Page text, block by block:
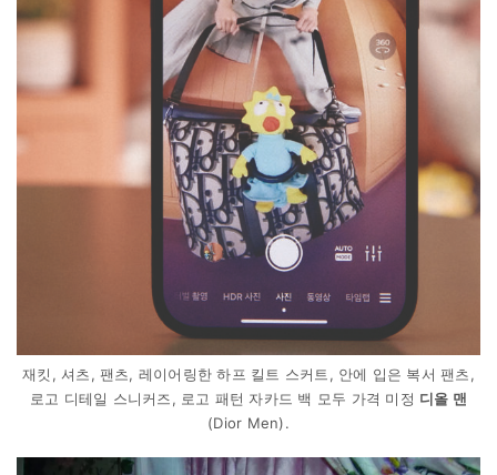
재킷, 셔츠, 팬츠, 레이어링한 하프 킬트 스커트, 안에 입은 복서 팬츠,
로고 디테일 스니커즈, 로고 패턴 자카드 백 모두 가격 미정 디올 맨
(Dior Men).